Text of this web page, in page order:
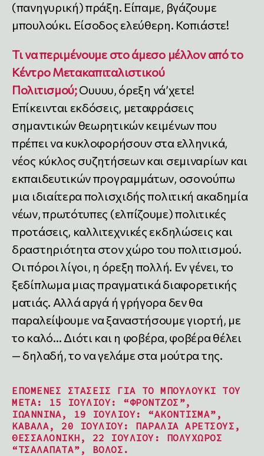
(πανηγυρική) πράξη. Είπαμε, βγάζουμε
μπουλούκι. Είσοδος ελεύθερη. Κοπιάστε!
Τι να περιμένουμε στο άμεσο μέλλον από το
Κέντρο Μετακαπιταλιστικού
Πολιτισμού;Ουυυυ, όρεξη νά’χετε!
Επίκεινται εκδόσεις, μεταφράσεις
σημαντικών θεωρητικών κειμένων που
πρέπει να κυκλοφορήσουν στα ελληνικά,
νέος κύκλος συζητήσεων και σεμιναρίων και
εκπαιδευτικών προγραμμάτων, οσονούπω
μια ιδιαίτερα πολισχιδής πολιτική ακαδημία
νέων, πρωτότυπες (ελπίζουμε) πολιτικές
προτάσεις, καλλιτεχνικές εκδηλώσεις και
δραστηριότητα στον χώρο του πολιτισμού.
Οι πόροι λίγοι, η όρεξη πολλή. Εν γένει, το
ξεδίπλωμα μιας πραγματικά διαφορετικής
ματιάς. Αλλά αργά ή γρήγορα δεν θα
παραλείψουμε να ξαναστήσουμε γιορτή, με
το καλό… Διότι και η φοβέρα, φοβέρα θέλει
— δηλαδή, το να γελάμε στα μούτρα της.
ΕΠΌΜΕΝΕΣ ΣΤΆΣΕΙΣ ΓΙΑ ΤΟ ΜΠΟΥΛΟΎΚΙ ΤΟΥ
MΈTA: 15 ΙΟΥΛΊΟΥ: “ΦΡΌΝΤΖΟΣ”,
ΙΩΆΝΝΙΝΑ, 19 ΙΟΥΛΊΟΥ: “ΑΚΌΝΤΙΣΜΑ”,
ΚΑΒΆΛΑ, 20 ΙΟΥΛΊΟΥ: ΠΑΡΑΛΊΑ ΑΡΕΤΣΟΎΣ,
ΘΕΣΣΑΛΟΝΊΚΗ, 22 ΙΟΥΛΊΟΥ: ΠΟΛΥΧΏΡΟΣ
“ΤΣΑΛΑΠΑΤΆ”, ΒΌΛΟΣ.